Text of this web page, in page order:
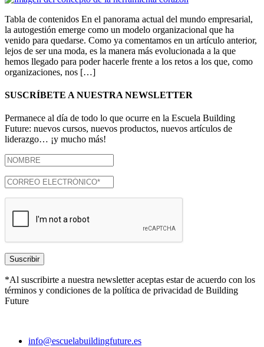
Tabla de contenidos En el panorama actual del mundo empresarial,
la autogestión emerge como un modelo organizacional que ha
venido para quedarse. Como ya comentamos en un artículo anterior,
lejos de ser una moda, es la manera más evolucionada a la que
hemos llegado para poder hacerle frente a los retos a los que, como
organizaciones, nos […]
SUSCRÍBETE A NUESTRA NEWSLETTER
Permanece al día de todo lo que ocurre en la Escuela Building
Future: nuevos cursos, nuevos productos, nuevos artículos de
liderazgo… ¡y mucho más!
*Al suscribirte a nuestra newsletter aceptas estar de acuerdo con los
términos y condiciones de la política de privacidad de Building
Future
info@escuelabuildingfuture.es